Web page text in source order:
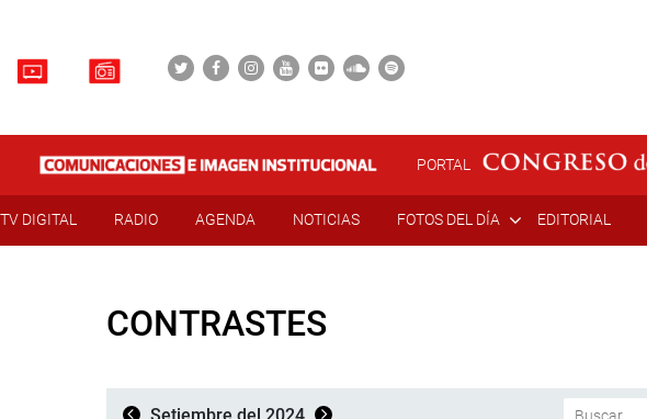
PORTAL
TV DIGITAL RADIO AGENDA NOTICIAS FOTOS DEL DÍA EDITORIAL
CONTRASTES